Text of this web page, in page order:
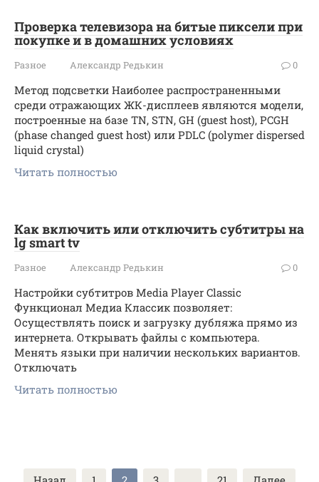
Проверка телевизора на битые пиксели при
покупке и в домашних условиях
Разное Александр Редькин 0
Метод подсветки Наиболее распространенными
среди отражающих ЖК-дисплеев являются модели,
построенные на базе TN, STN, GH (guest host), PCGH
(phase changed guest host) или PDLC (polymer dispersed
liquid crystal)
Читать полностью
Как включить или отключить субтитры на
lg smart tv
Разное Александр Редькин 0
Настройки субтитров Media Player Classic
Функционал Медиа Классик позволяет:
Осуществлять поиск и загрузку дубляжа прямо из
интернета. Открывать файлы с компьютера.
Менять языки при наличии нескольких вариантов.
Отключать
Читать полностью
Пагинация